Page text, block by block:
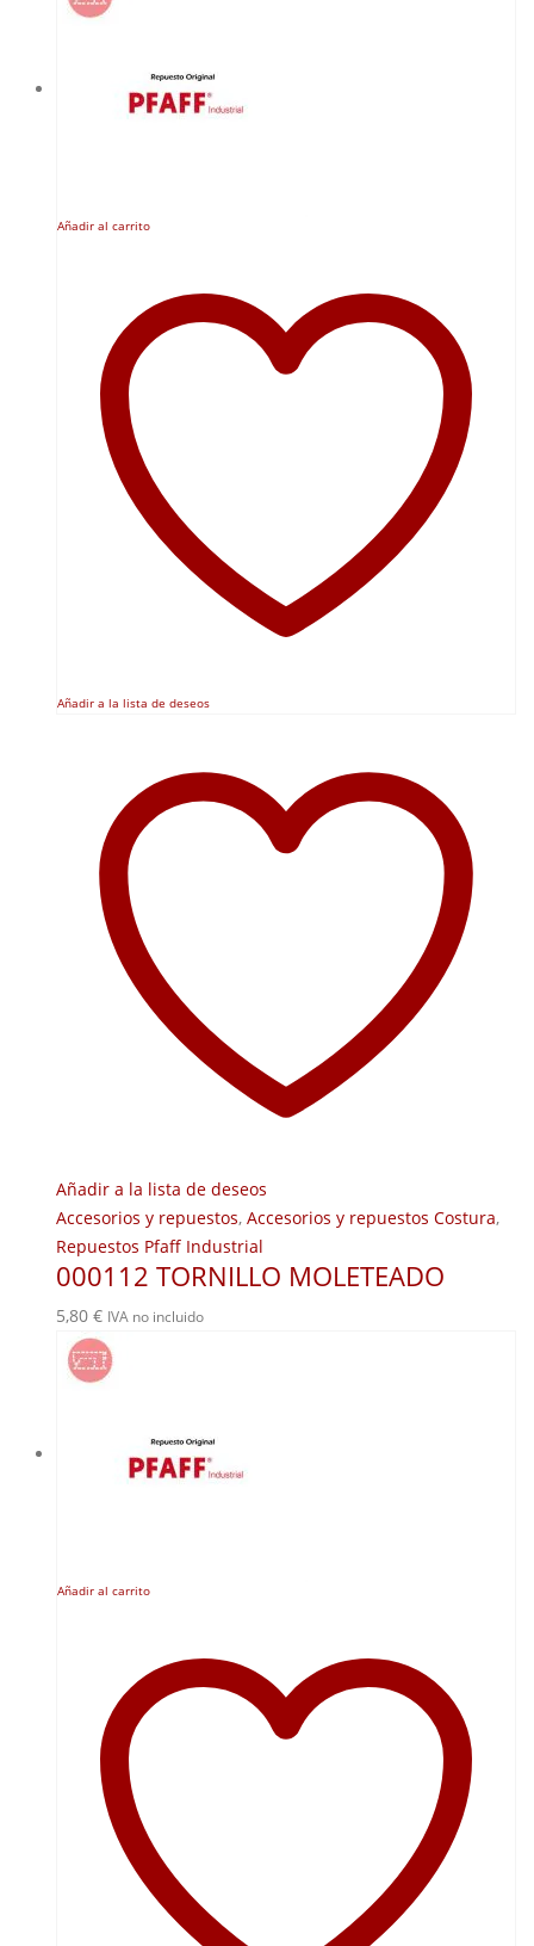
Añadir al carrito
Añadir a la lista de deseos
Añadir a la lista de deseos
Accesorios y repuestos, Accesorios y repuestos Costura,
Repuestos Pfaff Industrial
000112 TORNILLO MOLETEADO
5,80 € IVA no incluido
Añadir al carrito